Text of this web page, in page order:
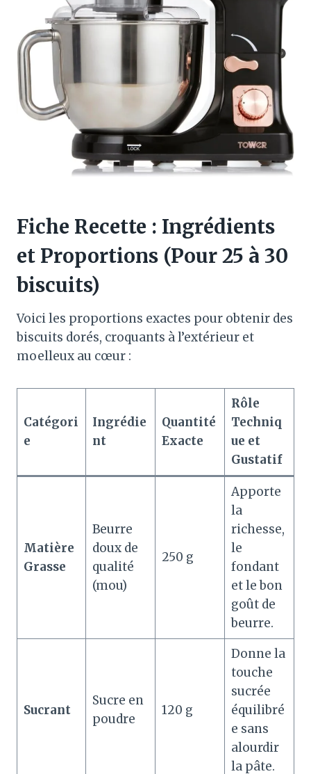
Fiche Recette : Ingrédients
et Proportions (Pour 25 à 30
biscuits)
Voici les proportions exactes pour obtenir des
biscuits dorés, croquants à l’extérieur et
moelleux au cœur :
Catégori
e
Ingrédie
nt
Quantité
Exacte
Rôle
Techniq
ue et
Gustatif
Matière
Grasse
Beurre
doux de
qualité
(mou)
250 g
Apporte
la
richesse,
le
fondant
et le bon
goût de
beurre.
Sucrant
Sucre en
poudre
120 g
Donne la
touche
sucrée
équilibré
e sans
alourdir
la pâte.